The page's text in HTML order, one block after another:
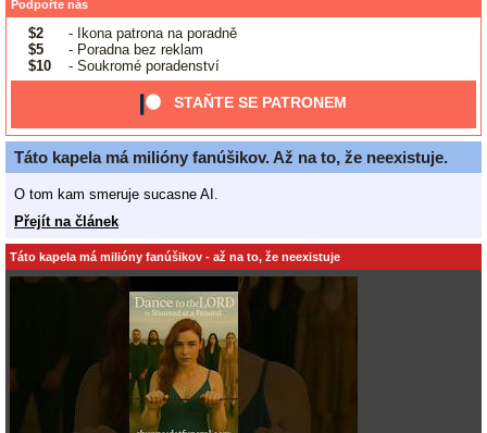
Podpořte nás
$2
- Ikona patrona na poradně
$5
- Poradna bez reklam
$10
- Soukromé poradenství
STAŇTE SE PATRONEM
Táto kapela má milióny fanúšikov. Až na to, že neexistuje.
O tom kam smeruje sucasne AI.
Přejít na článek
Táto kapela má milióny fanúšikov - až na to, že neexistuje